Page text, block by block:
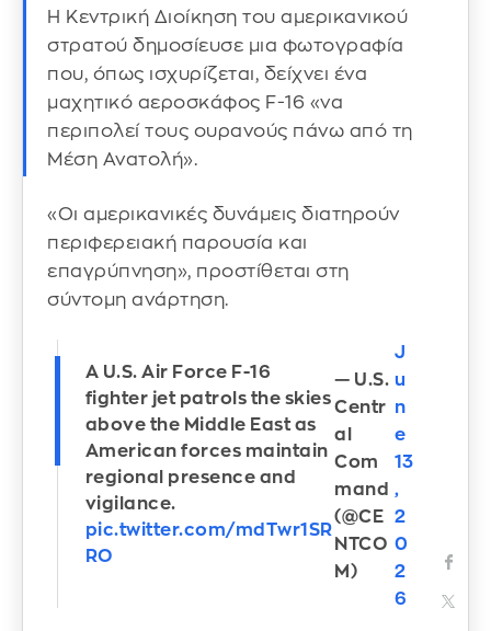
Η Κεντρική Διοίκηση του αμερικανικού
στρατού δημοσίευσε μια φωτογραφία
που, όπως ισχυρίζεται, δείχνει ένα
μαχητικό αεροσκάφος F-16 «να
περιπολεί τους ουρανούς πάνω από τη
Μέση Ανατολή».
«Οι αμερικανικές δυνάμεις διατηρούν
περιφερειακή παρουσία και
επαγρύπνηση», προστίθεται στη
σύντομη ανάρτηση.
A U.S. Air Force F-16
fighter jet patrols the skies
above the Middle East as
American forces maintain
regional presence and
vigilance.
pic.twitter.com/mdTwr1SR
RO
— U.S.
Centr
al
Com
mand
(@CE
NTCO
M)
J
u
n
e
13
,
2
0
2
6